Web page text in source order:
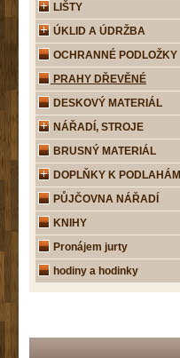
LIŠTY
ÚKLID A ÚDRŽBA
OCHRANNÉ PODLOŽKY
PRAHY DŘEVĚNÉ
DESKOVÝ MATERIÁL
NÁŘADÍ, STROJE
BRUSNÝ MATERIÁL
DOPLŇKY K PODLAHÁM
PŮJČOVNA NÁŘADÍ
KNIHY
Pronájem jurty
hodiny a hodinky